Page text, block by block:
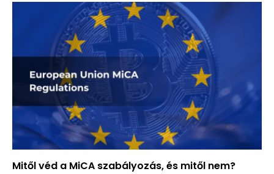
Mitől véd a MiCA szabályozás, és mitől nem?